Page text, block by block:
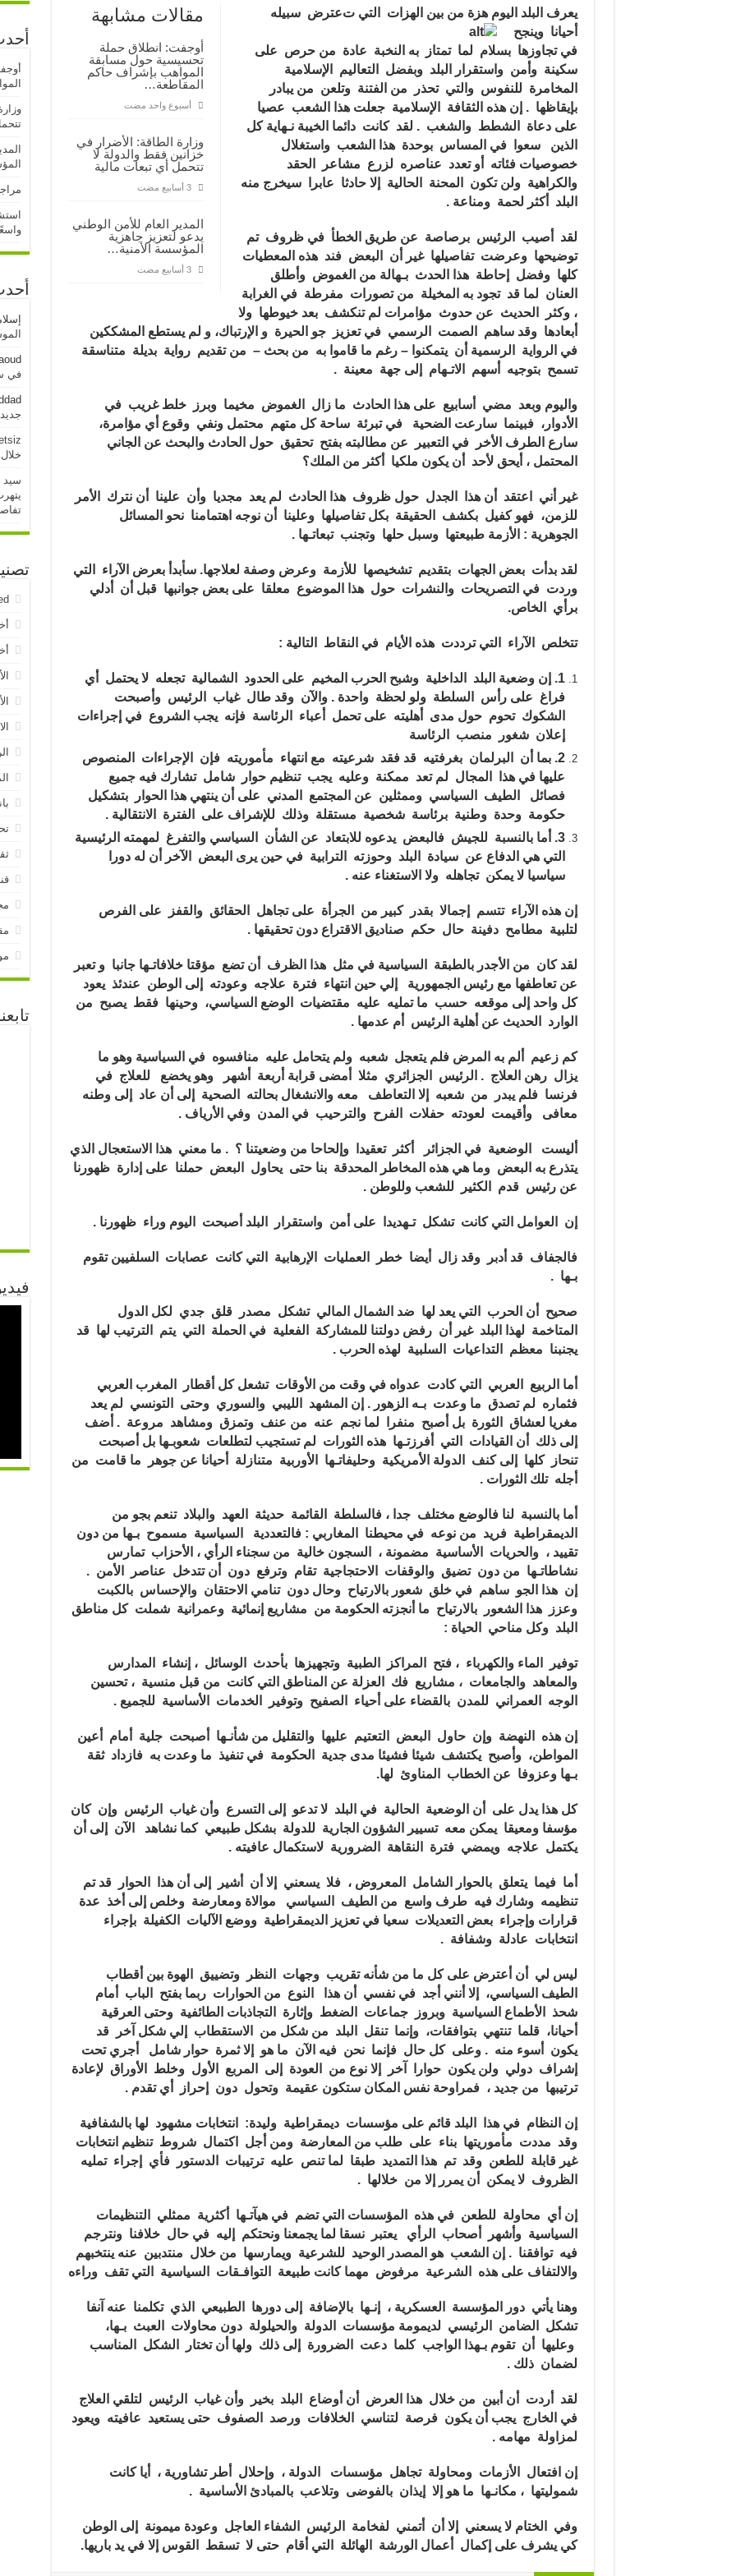
الأزمات
مغلقة
مقالات مشابهة
أوجفت: انطلاق حملة
تحسيسية حول مسابقة
المواهب بإشراف حاكم
المقاطعة…
‏أسبوع واحد مضت
وزارة الطاقة: الأضرار في
خزانين فقط والدولة لا
تتحمل أي تبعات مالية
‏3 أسابيع مضت
المدير العام للأمن الوطني
يدعو لتعزيز جاهزية
المؤسسة الأمنية…
‏3 أسابيع مضت
يعرف البلد اليوم هزة من بين الهزات التي تعترض سبيله
أحيانا وينجح
في تجاوزها بسلام لما تمتاز به النخبة عادة من حرص على
سكينة وأمن واستقرار البلد وبفضل التعاليم الإسلامية
المخامرة للنفوس والتيتحذر من الفتنة وتلعن من يبادر
بإيقاظها . إن هذه الثقافة الإسلامية جعلت هذا الشعب عصيا
على دعاة الشطط والشغب . لقد كانت دائما الخيبة نـهاية كل
الذين سعوا في المساس بوحدة هذا الشعب واستغلال
خصوصيات فئاته أو تعدد عناصره لزرع مشاعر الحقد
والكراهية ولن تكون المحنة الحالية إلا حادثا عابرا سيخرج منه
البلد أكثر لحمة ومناعة .
لقد أصيب الرئيس برصاصة عن طريق الخطأ في ظروف تم
توضيحها وعرضت تفاصيلها غير أن البعض فند هذه المعطيات
كلها وفضل إحاطة هذا الحدث بـهالة من الغموض وأطلق
العنان لما قد تجود به المخيلة من تصورات مفرطة في الغرابة
، وكثر الحديث عن حدوث مؤامرات لم تنكشف بعد خيوطها ولا
أبعادها وقد ساهم الصمت الرسمي في تعزيز جو الحيرة و الإرتباك، و لم يستطع المشككين
في الرواية الرسمية أن يتمكنوا – رغم ما قاموا به من بحث – من تقديم رواية بديلة متناسقة
تسمح بتوجيه أسهم الاتـهام إلى جهة معينة .
واليوم وبعد مضي أسابيع على هذا الحادث ما زال الغموض مخيما وبرز خلط غريب في
الأدوار، فبينما سارعت الضحية في تبرئة ساحة كل متهم محتمل ونفي وقوع أي مؤامرة،
سارع الطرف الأخر في التعبير عن مطالبته بفتح تحقيق حول الحادث والبحث عن الجاني
المحتمل ، أيحق لأحد أن يكون ملكيا أكثر من الملك؟
غير أني اعتقد أن هذا الجدل حول ظروف هذا الحادث لم يعد مجديا وأن علينا أن نترك الأمر
للزمن، فهو كفيل بكشف الحقيقة بكل تفاصيلها وعلينا أن نوجه اهتمامنا نحو المسائل
الجوهرية : الأزمة طبيعتها وسبل حلها وتجنب تبعاتـها .
لقد بدأت بعض الجهات بتقديم تشخيصها للأزمة وعرض وصفة لعلاجها. سأبدأ بعرض الآراء التي
وردت في التصريحات والنشرات حول هذا الموضوع معلقا على بعض جوانبها قبل أن أدلي
برأي الخاص.
تتخلص الآراء التي ترددت هذه الأيام في النقاط التالية :
1.
إن وضعية البلد الداخلية وشبح الحرب المخيم على الحدود الشمالية تجعله لا يحتمل أي
فراغ على رأس السلطة ولو لحظة واحدة . والآن وقد طال غياب الرئيس وأصبحت
الشكوك تحوم حول مدى أهليته على تحمل أعباء الرئاسة فإنه يجب الشروع في إجراءات
إعلان شغور منصب الرئاسة
2. بما أن البرلمان بغرفتيه قد فقد شرعيته مع انتهاء مأموريته فإن الإجراءات المنصوص
عليها في هذا المجال لم تعد ممكنة وعليه يجب تنظيم حوار شامل تشارك فيه جميع
فصائل الطيف السياسي وممثلين عن المجتمع المدني على أن ينتهي هذا الحوار بتشكيل
حكومة وحدة وطنية برئاسة شخصية مستقلة وذلك للإشراف على الفترة الانتقالية .
3.
أما بالنسبة للجيش فالبعض يدعوه للابتعاد عن الشأن السياسي والتفرغ لمهمته الرئيسية
التي هي الدفاع عن سيادة البلد وحوزته الترابية في حين يرى البعض الآخر أن له دورا
سياسيا لا يمكن تجاهله ولا الاستغناء عنه .
إن هذه الآراء تتسم إجمالا بقدر كبير من الجرأة على تجاهل الحقائق والقفز على الفرص
لتلبية مطامح دفينة حال حكم صناديق الاقتراع دون تحقيقها .
لقد كان من الأجدر بالطبقة السياسية في مثل هذا الظرف أن تضع مؤقتا خلافاتـها جانبا و تعبر
عن تعاطفها مع رئيس الجمهورية إلي حين انتهاء فترة علاجه وعودته إلى الوطن عندئذ يعود
كل واحد إلى موقعه حسب ما تمليه عليه مقتضيات الوضع السياسي، وحينها فقط يصبح من
الوارد الحديث عن أهلية الرئيس أم عدمها .
كم زعيم ألم به المرض فلم يتعجل شعبه ولم يتحامل عليه منافسوه في السياسية وهو ما
يزال رهن العلاج . الرئيس الجزائري مثلا أمضى قرابة أربعة أشهر وهو يخضع للعلاج في
فرنسا فلم يبدر من شعبه إلا التعاطف معه والانشغال بحالته الصحية إلى أن عاد إلى وطنه
معافى وأقيمت لعودته حفلات الفرح والترحيب في المدن وفي الأرياف .
أليست الوضعية في الجزائر أكثر تعقيدا وإلحاحا من وضعيتنا ؟ . ما معني هذا الاستعجال الذي
يتذرع به البعض وما هي هذه المخاطر المحدقة بنا حتى يحاول البعض حملنا على إدارة ظهورنا
عن رئيس قدم الكثير للشعب وللوطن .
إن العوامل التي كانت تشكل تـهديدا على أمن واستقرار البلد أصبحت اليوم وراء ظهورنا .
فالجفاف قد أدبر وقد زال أيضا خطر العمليات الإرهابية التي كانت عصابات السلفيين تقوم
بـها .
صحيح أن الحرب التي يعد لها ضد الشمال المالي تشكل مصدر قلق جدي لكل الدول
المتاخمة لهذا البلد غير أن رفض دولتنا للمشاركة الفعلية في الحملة التي يتم الترتيب لها قد
يجنبنا معظم التداعيات السلبية لهذه الحرب .
أما الربيع العربي التي كادت عدواه في وقت من الأوقات تشعل كل أقطار المغرب العربي
فثماره لم تصدق ما وعدت بـه الزهور . إن المشهد الليبي والسوري وحتى التونسي لم يعد
مغريا لعشاق الثورة بل أصبح منفرا لما نجم عنه من عنف وتمزق ومشاهد مروعة . أضف
إلى ذلك أن القيادات التي أفرزتـها هذه الثورات لم تستجيب لتطلعات شعوبـها بل أصبحت
تنحاز كلها إلى كنف الدولة الأمريكية وحليفاتـها الأوربية متنازلة أحيانا عن جوهر ما قامت من
أجله تلك الثورات .
أما بالنسبة لنا فالوضع مختلف جدا ، فالسلطة القائمة حديثة العهد والبلاد تنعم بجو من
الديمقراطية فريد من نوعه في محيطنا المغاربي : فالتعددية السياسية مسموح بـها من دون
تقييد ، والحريات الأساسية مضمونة ، السجون خالية من سجناء الرأي ، الأحزاب تمارس
نشاطاتـها من دون تضيق والوقفات الاحتجاجية تقام وترفع دون أن تتدخل عناصر الأمن .
إن هذا الجو ساهم في خلق شعور بالارتياح وحال دون تنامي الاحتقان والإحساس بالكبت
وعزز هذا الشعور بالارتياح ما أنجزته الحكومة من مشاريع إنمائية وعمرانية شملت كل مناطق
البلد وكل مناحي الحياة :
توفير الماء والكهرباء ، فتح المراكز الطبية وتجهيزها بأحدث الوسائل ، إنشاء المدارس
والمعاهد والجامعات ، مشاريع فك العزلة عن المناطق التي كانت من قبل منسية ، تحسين
الوجه العمراني للمدن بالقضاء على أحياء الصفيح وتوفير الخدمات الأساسية للجميع .
إن هذه النهضة وإن حاول البعض التعتيم عليها والتقليل من شأنـها أصبحت جلية أمام أعين
المواطن، وأصبح يكتشف شيئا فشيئا مدى جدية الحكومة في تنفيذ ما وعدت به فازداد ثقة
بـها وعزوفا عن الخطاب المناوئ لها.
كل هذا يدل على أن الوضعية الحالية في البلد لا تدعو إلى التسرع وأن غياب الرئيس وإن كان
مؤسفا ومعيقا يمكن معه تسيير الشؤون الجارية للدولة بشكل طبيعي كما نشاهد الآن إلى أن
يكتمل علاجه ويمضي فترة النقاهة الضرورية لاستكمال عافيته .
أما فيما يتعلق بالحوار الشامل المعروض ، فلا يسعني إلا أن أشير إلى أن هذا الحوار قد تم
تنظيمه وشارك فيه طرف واسع من الطيف السياسي موالاة ومعارضة وخلص إلى أخذ عدة
قرارات وإجراء بعض التعديلات سعيا في تعزيز الديمقراطية ووضع الآليات الكفيلة بإجراء
انتخابات عادلة وشفافة .
ليس لي أن أعترض على كل ما من شأنه تقريب وجهات النظر وتضييق الهوة بين أقطاب
الطيف السياسي، إلا أنني أجد في نفسي أن هذا النوع من الحوارات ربما بفتح الباب أمام
شحذ الأطماع السياسية وبروز جماعات الضغط وإثارة التجاذبات الطائفية وحتى العرقية
أحيانا، قلما تنتهي بتوافقات، وإنما تنقل البلد من شكل من الاستقطاب إلي شكل آخر قد
يكون أسوء منه . وعلى كل حال فإنما نحن فيه الآن ما هو إلا ثمرة حوار شامل أجري تحت
إشراف دولي ولن يكون حوارا آخر إلا نوع من العودة إلى المربع الأول وخلط الأوراق لإعادة
ترتيبها من جديد ، فمراوحة نفس المكان ستكون عقيمة وتحول دون إحراز أي تقدم .
إن النظام في هذا البلد قائم على مؤسسات ديمقراطية وليدة: انتخابات مشهود لها بالشفافية
وقد مددت مأموريتها بناء على طلب من المعارضة ومن أجل اكتمال شروط تنظيم انتخابات
غير قابلة للطعن وقد تم هذا التمديد طبقا لما تنص عليه ترتيبات الدستور فأي إجراء تمليه
الظروف لا يمكن أن يمرر إلا من خلالها .
إن أي محاولة للطعن في هذه المؤسسات التي تضم في هيآتـها أكثرية ممثلي التنظيمات
السياسية وأشهر أصحاب الرأي يعتبر نسقا لما يجمعنا ونحتكم إليه في حال خلافنا ونترجم
فيه توافقنا . إن الشعب هو المصدر الوحيد للشرعية ويمارسها من خلال منتدبين عنه ينتخبهم
والالتفاف على هذه الشرعية مرفوض مهما كانت طبيعة التوافـقات السياسية التي تقف وراءه
وهنا يأتي دور المؤسسة العسكرية ، إنـها بالإضافة إلى دورها الطبيعي الذي تكلمنا عنه آنفا
تشكل الضامن الرئيسي لديمومة مؤسسات الدولة والحيلولة دون محاولات العبث بـها،
وعليها أن تقوم بـهذا الواجب كلما دعت الضرورة إلى ذلك ولها أن تختار الشكل المناسب
لضمان ذلك .
لقد أردت أن أبين من خلال هذا العرض أن أوضاع البلد بخير وأن غياب الرئيس لتلقي العلاج
في الخارج يجب أن يكون فرصة لتناسي الخلافات ورصد الصفوف حتى يستعيد عافيته ويعود
لمزاولة مهامه .
إن افتعال الأزمات ومحاولة تجاهل مؤسسات الدولة ، وإحلال أطر تشاورية ، أيا كانت
شموليتها ، مكانـها ما هو إلا إيذان بالفوضى وتلاعب بالمبادئ الأساسية .
وفي الختام لا يسعني إلا أن أتمني لفخامة الرئيس الشفاء العاجل وعودة ميمونة إلى الوطن
كي يشرف على إكمال أعمال الورشة الهائلة التي أقام حتى لا تسقط القوس إلا في يد باريها.
في
جديدة
خلال 24 ساعة
سيد